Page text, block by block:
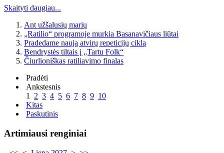
Skaityti daugiau...
Ant užšalusių marių
„Ratilio“ programoje murkia Basanavičiaus liūtai
Pradedame naują atvirų repeticijų ciklą
Bendrystės tiltais į „Tartu Folk“
Čiurlioniškas ratiliavimo finalas
Pradėti
Ankstesnis
1 2 3 4 5 6 7 8 9 10
Kitas
Paskutinis
Artimiausi renginiai